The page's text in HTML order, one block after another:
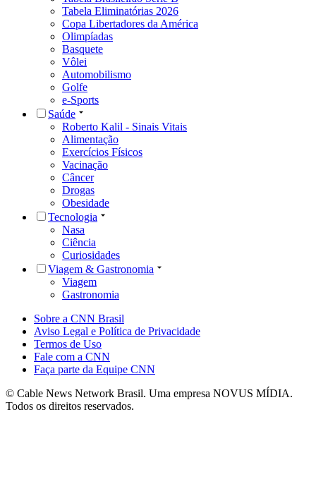
Tabela Eliminatórias 2026
Copa Libertadores da América
Olimpíadas
Basquete
Vôlei
Automobilismo
Golfe
e-Sports
Saúde
Roberto Kalil - Sinais Vitais
Alimentação
Exercícios Físicos
Vacinação
Câncer
Drogas
Obesidade
Tecnologia
Nasa
Ciência
Curiosidades
Viagem & Gastronomia
Viagem
Gastronomia
Sobre a CNN Brasil
Aviso Legal e Política de Privacidade
Termos de Uso
Fale com a CNN
Faça parte da Equipe CNN
© Cable News Network Brasil. Uma empresa NOVUS MÍDIA.
Todos os direitos reservados.